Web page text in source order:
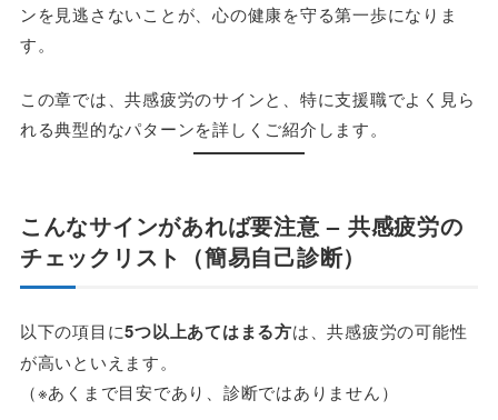
ンを見逃さないことが、心の健康を守る第一歩になりま
す。
この章では、共感疲労のサインと、特に支援職でよく見ら
れる典型的なパターンを詳しくご紹介します。
こんなサインがあれば要注意 – 共感疲労の
チェックリスト（簡易自己診断）
以下の項目に5つ以上あてはまる方は、共感疲労の可能性
が高いといえます。
（※あくまで目安であり、診断ではありません）